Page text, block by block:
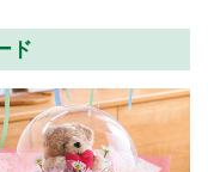
ド